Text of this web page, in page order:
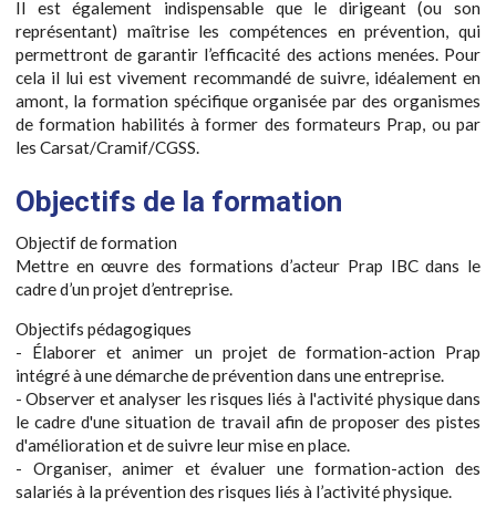
Il est également indispensable que le dirigeant (ou son
représentant) maîtrise les compétences en prévention, qui
permettront de garantir l’efficacité des actions menées. Pour
cela il lui est vivement recommandé de suivre, idéalement en
amont, la formation spécifique organisée par des organismes
de formation habilités à former des formateurs Prap, ou par
les Carsat/Cramif/CGSS.
Objectifs de la formation
Objectif de formation
Mettre en œuvre des formations d’acteur Prap IBC dans le
cadre d’un projet d’entreprise.
Objectifs pédagogiques
- Élaborer et animer un projet de formation-action Prap
intégré à une démarche de prévention dans une entreprise.
- Observer et analyser les risques liés à l'activité physique dans
le cadre d'une situation de travail afin de proposer des pistes
d'amélioration et de suivre leur mise en place.
- Organiser, animer et évaluer une formation-action des
salariés à la prévention des risques liés à l’activité physique.